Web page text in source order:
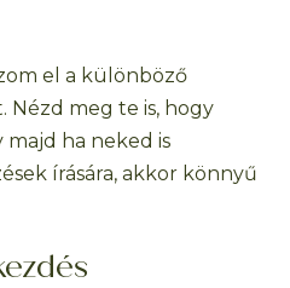
el a különböző
Nézd meg te is, hogy
ha neked is
írására, akkor könnyű